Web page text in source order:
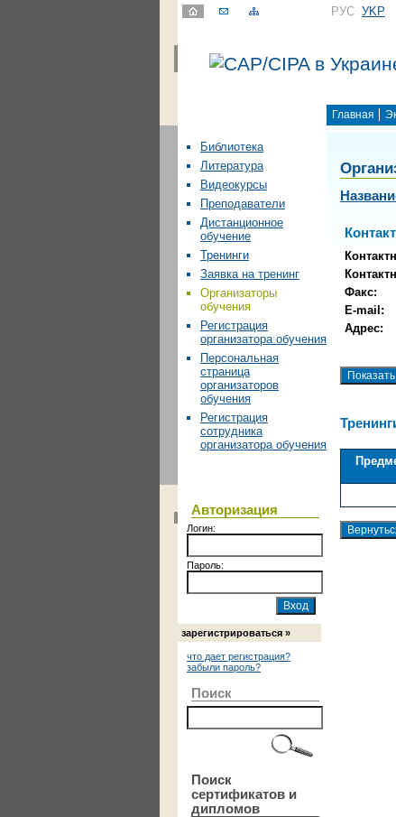
РУС УKР
Главная
Библиотека
Литература
Видеокурсы
Преподаватели
Дистанционное
обучение
Тренинги
Заявка на тренинг
Организаторы
обучения
Регистрация
организатора обучения
Персональная
страница
организаторов
обучения
Регистрация
сотрудника
организатора обучения
Авторизация
Логин:
Пароль:
зарегистрироваться »
что дает регистрация?
забыли пароль?
Поиск
Поиск
сертификатов и
дипломов
Факс:
E-mail:
Адрес: